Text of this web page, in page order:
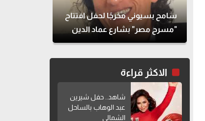
سامح بسيوني مخرجًا لحفل افتتاح
"مسرح مصر" بشارع عماد الدين
الاكثر قراءة
شاهد.. حفل شيرين
عبد الوهاب بالساحل
الشمالي